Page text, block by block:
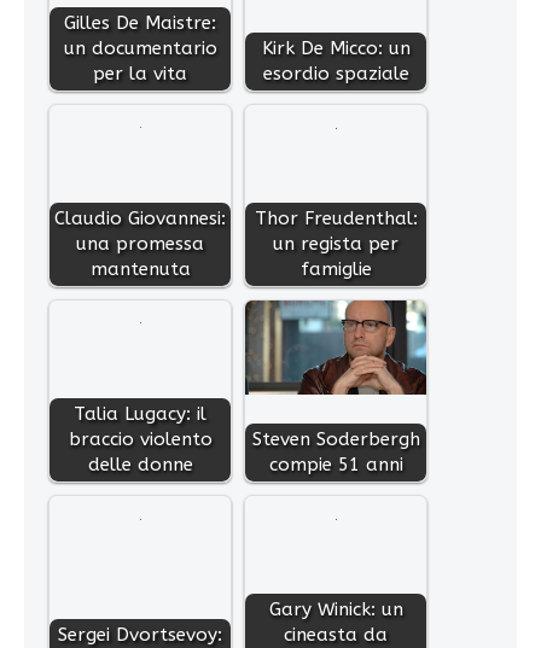
Gilles De Maistre:
un documentario
per la vita
Kirk De Micco: un
esordio spaziale
Claudio Giovannesi:
una promessa
mantenuta
Thor Freudenthal:
un regista per
famiglie
Talia Lugacy: il
braccio violento
delle donne
Steven Soderbergh
compie 51 anni
Sergei Dvortsevoy:
Gary Winick: un
cineasta da